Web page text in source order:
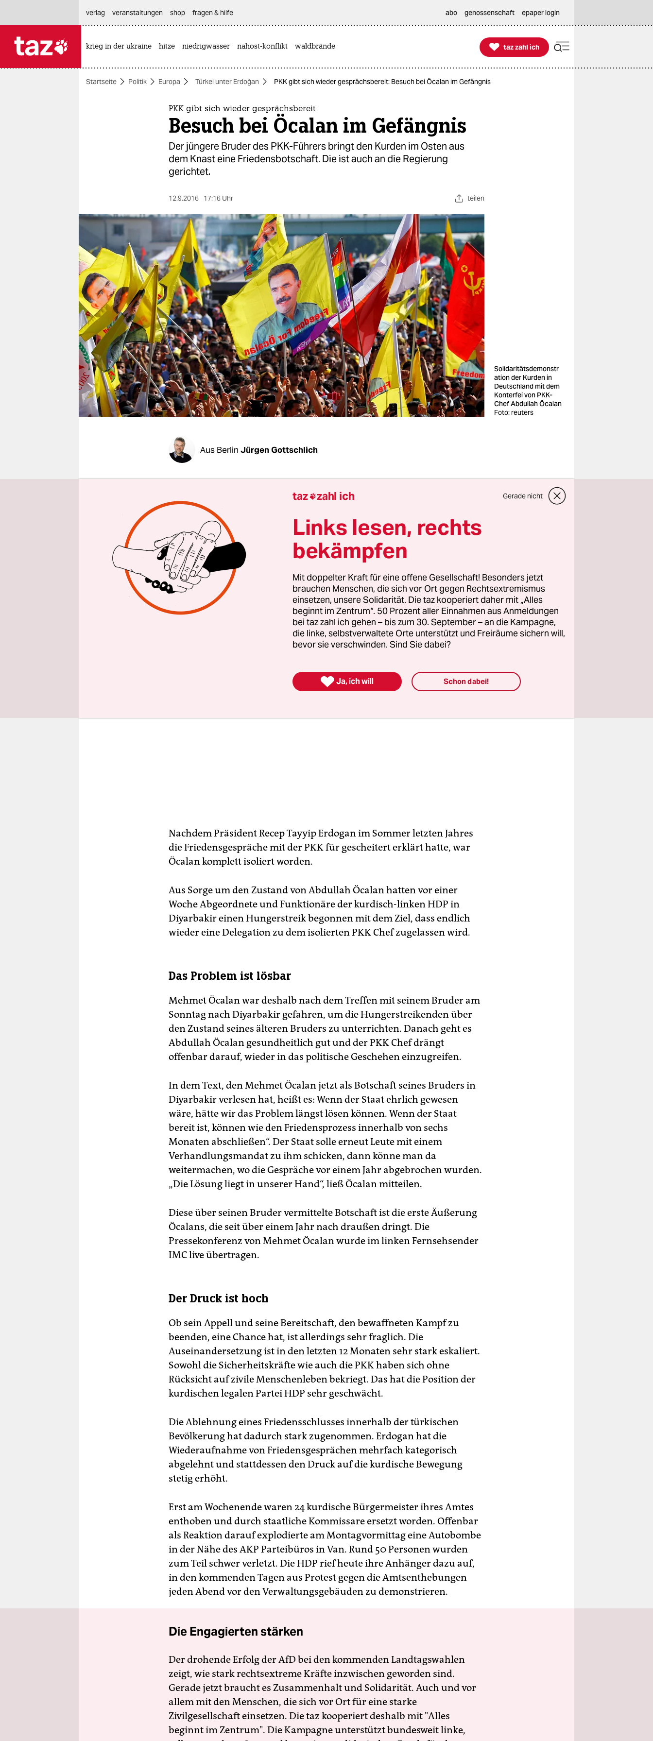
themen
berlin
wahrheit
verlag
verlag
veranstaltungen
shop
fragen & hilfe
unterstützen
abo
genossenschaft
verlag
veranstaltungen shop fragen & hilfe abo genossenschaft epaper login
krieg in der ukraine hitze niedrigwasser nahost-konflikt waldbrände 
taz zahl ich
taz zahl ich
Startseite Politik Europa Türkei unter Erdoğan PKK gibt sich wieder gesprächsbereit: Besuch bei Öcalan im Gefängnis
PKK gibt sich wieder gesprächsbereit
Besuch bei Öcalan im Gefängnis
Der jüngere Bruder des PKK-Führers bringt den Kurden im Osten aus
dem Knast eine Friedensbotschaft. Die ist auch an die Regierung
gerichtet.
12.9.2016 17:16 Uhr teilen
Solidaritätsdemonstr
ation der Kurden in
Deutschland mit dem
Konterfei von PKK-
Chef Abdullah Öcalan
Foto: reuters
Aus Berlin Jürgen Gottschlich
Der historische Führer der kurdischen PKK Abdullah Öcalan hat
gestern sein Friedensangebot an den türkischen Staat erneuert. „Wenn
der Staat bereit ist zu reden, können wir den Konflikt zwischen der
PKK und dem türkischen Staat in sechs Monaten lösen“, ließ er durch
seinen Bruder ausrichten.
Mehmet Öcalan, der jüngere Bruder des PKK-Chefs, hatte nach knapp
zwei Jahren erstmals wieder eine Erlaubnis bekommen, seinen Bruder
auf der Gefängnisinsel Imrali zu besuchen. Der Anlass war der Beginn
des Opferfestes in der islamischen Welt. Auch die Anwälte Öcalans
haben ihren Mandanten seit Juni letzten Jahres nicht mehr gesehen.
Nachdem Präsident Recep Tayyip Erdogan im Sommer letzten Jahres
die Friedensgespräche mit der PKK für gescheitert erklärt hatte, war
Öcalan komplett isoliert worden.
Aus Sorge um den Zustand von Abdullah Öcalan hatten vor einer
Woche Abgeordnete und Funktionäre der kurdisch-linken HDP in
Diyarbakir einen Hungerstreik begonnen mit dem Ziel, dass endlich
wieder eine Delegation zu dem isolierten PKK Chef zugelassen wird.
Das Problem ist lösbar
Mehmet Öcalan war deshalb nach dem Treffen mit seinem Bruder am
Sonntag nach Diyarbakir gefahren, um die Hungerstreikenden über
den Zustand seines älteren Bruders zu unterrichten. Danach geht es
Abdullah Öcalan gesundheitlich gut und der PKK Chef drängt
offenbar darauf, wieder in das politische Geschehen einzugreifen.
In dem Text, den Mehmet Öcalan jetzt als Botschaft seines Bruders in
Diyarbakir verlesen hat, heißt es: Wenn der Staat ehrlich gewesen
wäre, hätte wir das Problem längst lösen können. Wenn der Staat
bereit ist, können wie den Friedensprozess innerhalb von sechs
Monaten abschließen“. Der Staat solle erneut Leute mit einem
Verhandlungsmandat zu ihm schicken, dann könne man da
weitermachen, wo die Gespräche vor einem Jahr abgebrochen wurden.
„Die Lösung liegt in unserer Hand“, ließ Öcalan mitteilen.
Diese über seinen Bruder vermittelte Botschaft ist die erste Äußerung
Öcalans, die seit über einem Jahr nach draußen dringt. Die
Pressekonferenz von Mehmet Öcalan wurde im linken Fernsehsender
IMC live übertragen.
Der Druck ist hoch
Ob sein Appell und seine Bereitschaft, den bewaffneten Kampf zu
beenden, eine Chance hat, ist allerdings sehr fraglich. Die
Auseinandersetzung ist in den letzten 12 Monaten sehr stark eskaliert.
Sowohl die Sicherheitskräfte wie auch die PKK haben sich ohne
Rücksicht auf zivile Menschenleben bekriegt. Das hat die Position der
kurdischen legalen Partei HDP sehr geschwächt.
Die Ablehnung eines Friedensschlusses innerhalb der türkischen
Bevölkerung hat dadurch stark zugenommen. Erdogan hat die
Wiederaufnahme von Friedensgesprächen mehrfach kategorisch
abgelehnt und stattdessen den Druck auf die kurdische Bewegung
stetig erhöht.
Erst am Wochenende waren 24 kurdische Bürgermeister ihres Amtes
enthoben und durch staatliche Kommissare ersetzt worden. Offenbar
als Reaktion darauf explodierte am Montagvormittag eine Autobombe
in der Nähe des AKP Parteibüros in Van. Rund 50 Personen wurden
zum Teil schwer verletzt. Die HDP rief heute ihre Anhänger dazu auf,
in den kommenden Tagen aus Protest gegen die Amtsenthebungen
jeden Abend vor den Verwaltungsgebäuden zu demonstrieren.
Die Engagierten stärken
Der drohende Erfolg der AfD bei den kommenden Landtagswahlen
zeigt, wie stark rechtsextreme Kräfte inzwischen geworden sind.
Gerade jetzt braucht es Zusammenhalt und Solidarität. Auch und vor
allem mit den Menschen, die sich vor Ort für eine starke
Zivilgesellschaft einsetzen. Die taz kooperiert deshalb mit "Alles
beginnt im Zentrum". Die Kampagne unterstützt bundesweit linke,
taz zahl ich Gerade nicht
Links lesen, rechts
bekämpfen
Mit doppelter Kraft für eine offene Gesellschaft! Besonders jetzt
brauchen Menschen, die sich vor Ort gegen Rechtsextremismus
einsetzen, unsere Solidarität. Die taz kooperiert daher mit „Alles
beginnt im Zentrum“. 50 Prozent aller Einnahmen aus Anmeldungen
bei taz zahl ich gehen – bis zum 30. September – an die Kampagne,
die linke, selbstverwaltete Orte unterstützt und Freiräume sichern will,
bevor sie verschwinden. Sind Sie dabei?
 Ja, ich will Schon dabei!